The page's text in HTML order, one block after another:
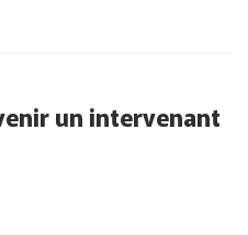
un intervenant